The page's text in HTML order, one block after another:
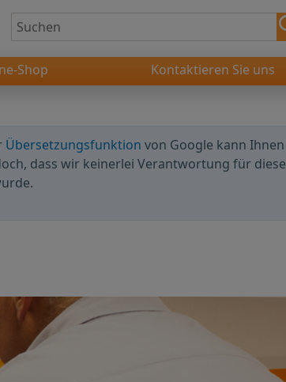
Shop Kontaktieren Sie uns
Übersetzungsfunktion von Google kann Ihnen
dass wir keinerlei Verantwortung für diese